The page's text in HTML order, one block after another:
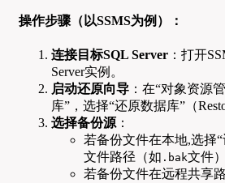
操作步骤（以SSMS为例）：
连接目标SQL Server ：打开
Server实例。
启动还原向导 ：在“对象资源
库”，选择“还原数据库”（
选择备份源 ：
若备份文件在本地,选择
文件路径（如 .bak文件）
若备份文件在远程共享